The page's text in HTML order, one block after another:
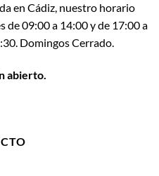
en Cádiz, nuestro horario
de 09:00 a 14:00 y de 17:00 a
Domingos Cerrado.
abierto.